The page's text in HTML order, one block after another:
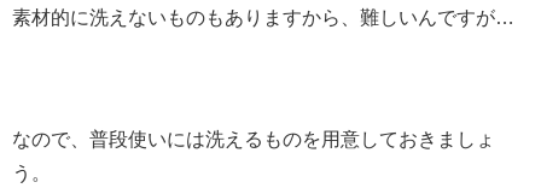
素材的に洗えないものもありますから、難しいんですが…
なので、普段使いには洗えるものを用意しておきましょ
う。